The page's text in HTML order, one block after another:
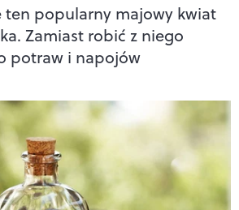
ten popularny majowy kwiat
Zamiast robić z niego
potraw i napojów